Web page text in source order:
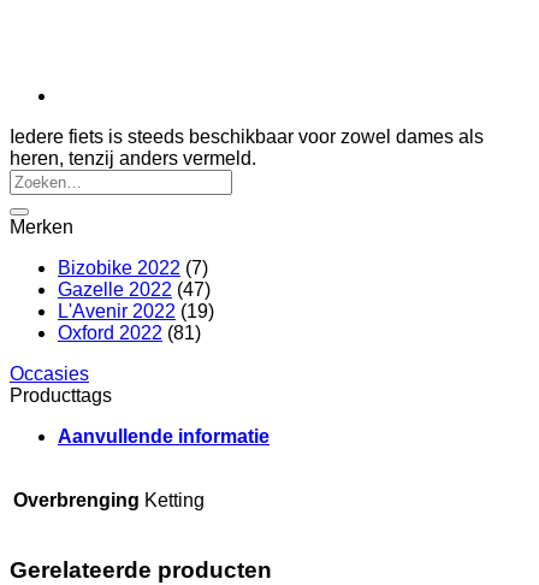
Iedere fiets is steeds beschikbaar voor zowel dames als
heren, tenzij anders vermeld.
Zoeken
naar:
Merken
Bizobike 2022 (7)
Gazelle 2022 (47)
L'Avenir 2022 (19)
Oxford 2022 (81)
Occasies
Producttags
Aanvullende informatie
Overbrenging Ketting
Gerelateerde producten